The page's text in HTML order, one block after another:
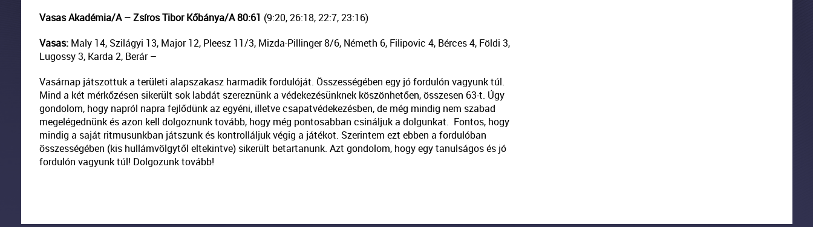
Vasas Akadémia/A – Zsíros Tibor Kőbánya/A 80:61 (9:20, 26:18, 22:7, 23:16)
Vasas:Maly 14, Szilágyi 13, Major 12, Pleesz 11/3, Mizda-Pillinger 8/6, Németh 6, Filipovic 4, Bérces 4, Földi 3,
Lugossy 3, Karda 2, Berár –
Vasárnap játszottuk a területi alapszakasz harmadik fordulóját. Összességében egy jó fordulón vagyunk túl.
Mind a két mérkőzésen sikerült sok labdát szereznünk a védekezésünknek köszönhetően, összesen 63-t. Úgy
gondolom, hogy napról napra fejlődünk az egyéni, illetve csapatvédekezésben, de még mindig nem szabad
megelégednünk és azon kell dolgoznunk tovább, hogy még pontosabban csináljuk a dolgunkat. Fontos, hogy
mindig a saját ritmusunkban játszunk és kontrolláljuk végig a játékot. Szerintem ezt ebben a fordulóban
összességében (kis hullámvölgytől eltekintve) sikerült betartanunk. Azt gondolom, hogy egy tanulságos és jó
fordulón vagyunk túl! Dolgozunk tovább!